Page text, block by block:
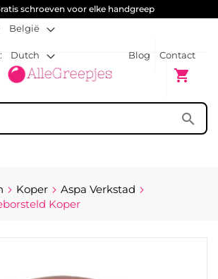
schroeven voor elke handgreep
Blog Contact
België
Dutch
shopping_cart
search
Koper
Aspa Verkstad
Koper